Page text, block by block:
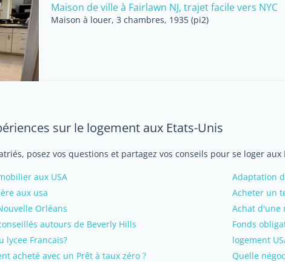
Maison de ville à Fairlawn NJ, trajet facile vers NYC
Maison à louer, 3 chambres, 1935 (pi2)
sur le logement aux Etats-Unis
posez vos questions et partagez vos conseils pour se loger aux
aux USA
Adaptation
aux usa
Acheter un
Orléans
Achat d'une
autours de Beverly Hills
Fonds
Francais?
logement
acheté avec un Prêt à taux zéro ?
Quelle